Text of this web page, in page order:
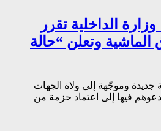
الأضحى 2026: وزارة الداخلية تقرر
الماشية وتعلن “حالة
جديدة وموجّهة إلى ولاة الجهات
فيها إلى اعتماد حزمة من